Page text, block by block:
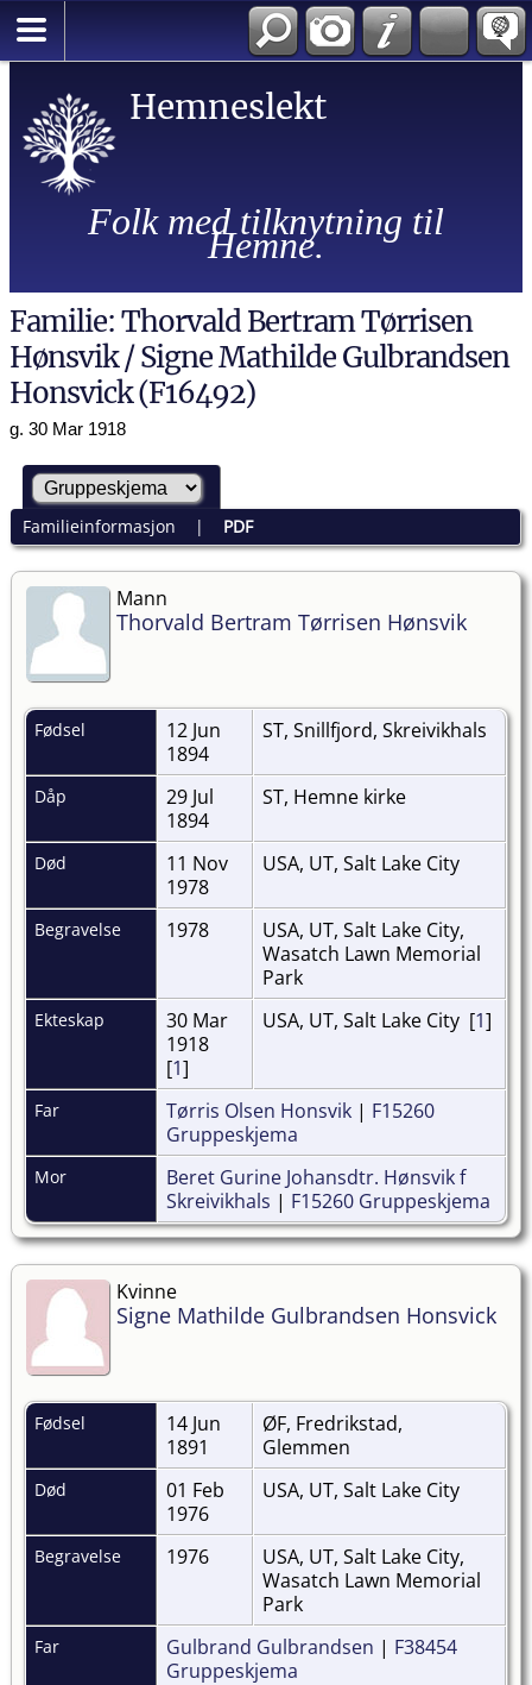
Hemneslekt
Folk med tilknytning til
Hemne.
Familie: Thorvald Bertram Tørrisen
Hønsvik / Signe Mathilde Gulbrandsen
Honsvick (F16492)
g. 30 Mar 1918
Familieinformasjon | PDF
Mann
Thorvald Bertram Tørrisen Hønsvik
Fødsel
12 Jun
1894
ST, Snillfjord, Skreivikhals
Dåp
29 Jul
1894
ST, Hemne kirke
Død
11 Nov
1978
USA, UT, Salt Lake City
Begravelse 1978
USA, UT, Salt Lake City,
Wasatch Lawn Memorial
Park
Ekteskap
30 Mar
1918
[1]
USA, UT, Salt Lake City [1]
Far Tørris Olsen Honsvik | F15260
Gruppeskjema
Mor
Beret Gurine Johansdtr. Hønsvik f
Skreivikhals | F15260 Gruppeskjema
Kvinne
Signe Mathilde Gulbrandsen Honsvick
Fødsel
14 Jun
1891
ØF, Fredrikstad,
Glemmen
Død
01 Feb
1976
USA, UT, Salt Lake City
Begravelse 1976
USA, UT, Salt Lake City,
Wasatch Lawn Memorial
Park
Far Gulbrand Gulbrandsen | F38454
Gruppeskjema